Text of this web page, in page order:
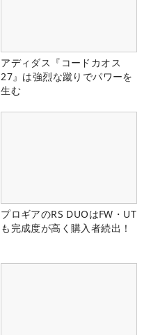
アディダス『コードカオス
27』は強烈な蹴りでパワーを
生む
プロギアのRS DUOはFW・UT
も完成度が高く購入者続出！